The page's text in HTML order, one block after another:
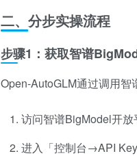
二、分步实操流程
步骤1：获取智谱
Open-AutoGLM通过调用智
访问智谱BigModel开放
进入「控制台→API